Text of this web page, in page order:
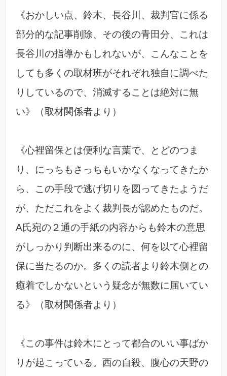
《おかしい点、鈴木、長谷川、裁判官に係る
部分的な記事削除、その後の青田分、これは
長谷川の指導かもしれないが、こんなことを
しても多くの取材班がそれぞれ独自に調べた
りしているので、消滅することは絶対に無
い》（取材関係者より）
《心裡留保とは便利な言葉で、とどのつま
り、にっちもさっちもいかなくなってきたか
ら、この手段で逃げ切りを図ってきたようだ
が、ただこれをよく裁判長が認めたものだ。
A氏宛の２通の手紙の内容からも鈴木の意思
がしっかり判断出来るのに、何を以て心裡留
保に当たるのか。多くの読者より鈴木側との
癒着でしかないという疑念が無数に届いてい
る》（取材関係者より）
《この事件は鈴木にとって都合のいい事ばか
りが起こっている。西の自殺、腹心の天野の